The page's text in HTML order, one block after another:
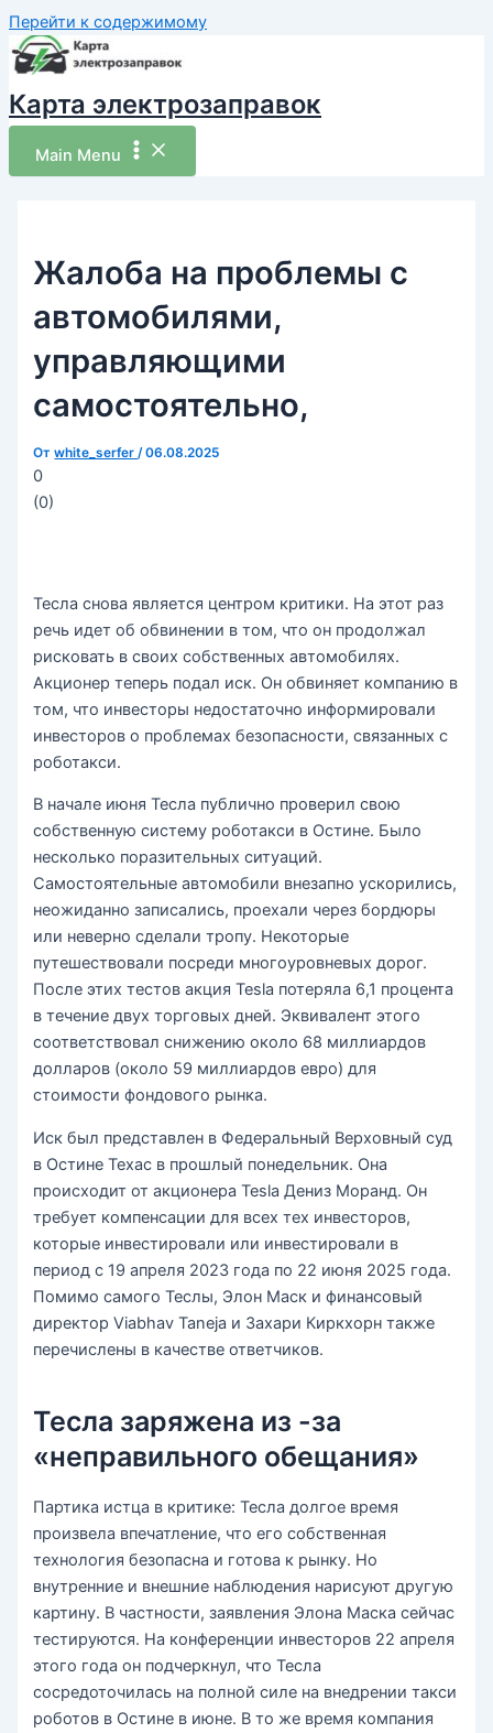
Перейти к содержимому
Карта электрозаправок
Main Menu
Жалоба на проблемы с
автомобилями,
управляющими
самостоятельно,
Отwhite_serfer/06.08.2025
0
(0)
Тесла снова является центром критики. На этот раз
речь идет об обвинении в том, что он продолжал
рисковать в своих собственных автомобилях.
Акционер теперь подал иск. Он обвиняет компанию в
том, что инвесторы недостаточно информировали
инвесторов о проблемах безопасности, связанных с
роботакси.
В начале июня Тесла публично проверил свою
собственную систему роботакси в Остине. Было
несколько поразительных ситуаций.
Самостоятельные автомобили внезапно ускорились,
неожиданно записались, проехали через бордюры
или неверно сделали тропу. Некоторые
путешествовали посреди многоуровневых дорог.
После этих тестов акция Tesla потеряла 6,1 процента
в течение двух торговых дней. Эквивалент этого
соответствовал снижению около 68 миллиардов
долларов (около 59 миллиардов евро) для
стоимости фондового рынка.
Иск был представлен в Федеральный Верховный суд
в Остине Техас в прошлый понедельник. Она
происходит от акционера Tesla Дениз Моранд. Он
требует компенсации для всех тех инвесторов,
которые инвестировали или инвестировали в
период с 19 апреля 2023 года по 22 июня 2025 года.
Помимо самого Теслы, Элон Маск и финансовый
директор Viabhav Taneja и Захари Киркхорн также
перечислены в качестве ответчиков.
Тесла заряжена из -за
«неправильного обещания»
Партика истца в критике: Тесла долгое время
произвела впечатление, что его собственная
технология безопасна и готова к рынку. Но
внутренние и внешние наблюдения нарисуют другую
картину. В частности, заявления Элона Маска сейчас
тестируются. На конференции инвесторов 22 апреля
этого года он подчеркнул, что Тесла
сосредоточилась на полной силе на внедрении такси
роботов в Остине в июне. В то же время компания